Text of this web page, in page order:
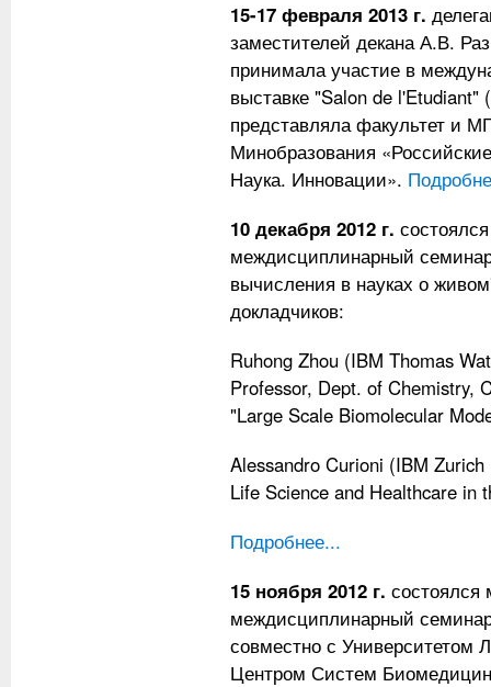
15-17 февраля 2013 г.
заместителей декана А.В.
принимала участие в
выставке "Salon de
представляла факультет и
Минобразования
Наука. Инновации».
10 декабря 2012 г.
междисциплинарный
вычисления в науках о
докладчиков:
Ruhong Zhou (IBM Thomas
Professor, Dept. of Chemistry,
"Large Scale Biomolecular
Alessandro Curioni (IBM
Life Science and Healthcare in
Подробнее...
15 ноября 2012 г.
междисциплинарный
совместно с Университетом
Центром Систем